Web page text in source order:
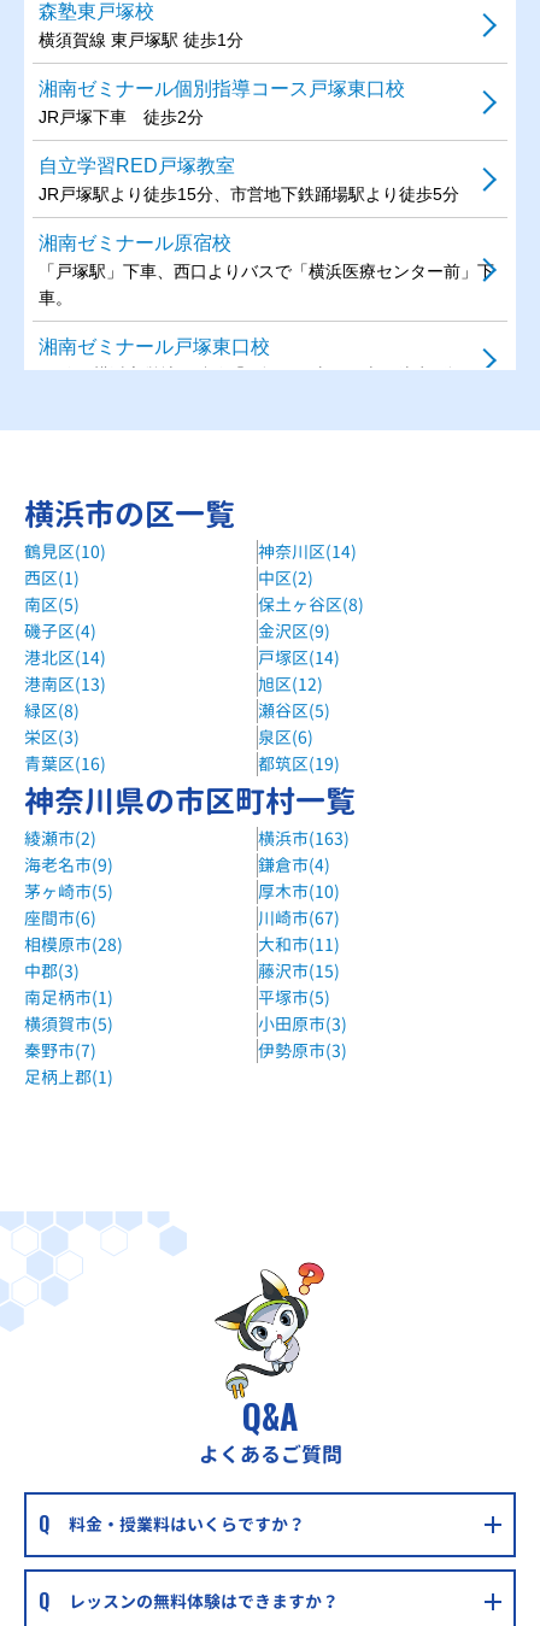
森塾東戸塚校
横須賀線 東戸塚駅 徒歩1分
湘南ゼミナール個別指導コース戸塚東口校
JR戸塚下車 徒歩2分
自立学習RED戸塚教室
JR戸塚駅より徒歩15分、市営地下鉄踊場駅より徒歩5分
湘南ゼミナール原宿校
「戸塚駅」下車、西口よりバスで「横浜医療センター前」下
車。
湘南ゼミナール戸塚東口校
JR線・横浜市営地下鉄線「戸塚駅」東口下車、徒歩1分。
湘南ゼミナール川上校
JR横須賀線「東戸塚駅」下車、バスで「川上小学校前」下
車。
湘南ゼミナール東戸塚校
JR横須賀線「東戸塚駅」下車、徒歩3分。オセアン2ビル
3F。
森塾戸塚西口校
JR東海道線・横須賀線・湘南新宿ライン、横浜市営地下鉄ブ
ルーライン 戸塚駅 徒歩1分
森塾戸塚東口校
JR東海道線・横須賀線・湘南新宿ライン、横浜市営地下鉄ブ
ルーライン 戸塚駅 徒歩1分
明光義塾東戸塚教室
東戸塚駅 徒歩5分
城南コベッツ戸塚教室
JR東海道線・横須賀線、横浜市営地下鉄ブルーライン 戸塚
駅 徒歩3分
横浜市の区一覧
鶴見区(10)
神奈川区(14)
西区(1)
中区(2)
南区(5)
保土ヶ谷区(8)
磯子区(4)
金沢区(9)
港北区(14)
戸塚区(14)
港南区(13)
旭区(12)
緑区(8)
瀬谷区(5)
栄区(3)
泉区(6)
青葉区(16)
都筑区(19)
神奈川県の市区町村一覧
綾瀬市(2)
横浜市(163)
海老名市(9)
鎌倉市(4)
茅ヶ崎市(5)
厚木市(10)
座間市(6)
川崎市(67)
相模原市(28)
大和市(11)
中郡(3)
藤沢市(15)
南足柄市(1)
平塚市(5)
横須賀市(5)
小田原市(3)
秦野市(7)
伊勢原市(3)
足柄上郡(1)
Q&A
よくあるご質問
料金・授業料はいくらですか？
レッスンの無料体験はできますか？